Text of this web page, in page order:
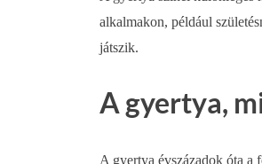
alkalmakon, például
játszik.
A gyertya,
A gyertya évszázadok óta a